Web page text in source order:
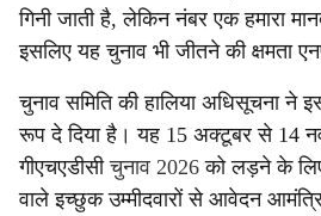
गिनी जाती है, लेकिन नंबर एक हमारा
इसलिए यह चुनाव भी जीतने की क्षमता
चुनाव समिति की हालिया अधिसूचना ने
रूप दे दिया है। यह 15 अक्टूबर से 14
गीएचएडीसीचुनाव 2026 को लड़ने के लिए
वाले इच्छुक उम्मीदवारों से आवेदन